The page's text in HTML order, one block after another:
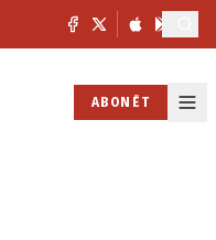
ABONĒT